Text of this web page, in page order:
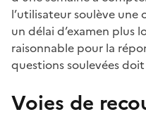
l’utilisateur soulève
un délai d’examen plus
raisonnable pour la
questions soulevées
Voies de